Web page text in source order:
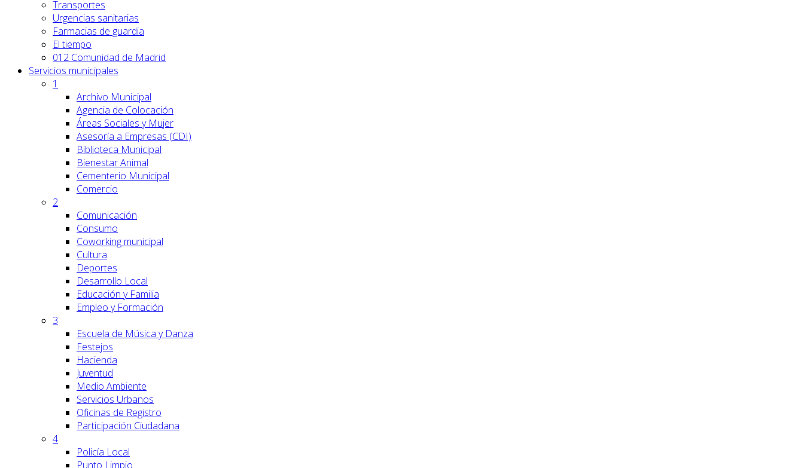
Transportes
Urgencias sanitarias
Farmacias de guardia
El tiempo
012 Comunidad de Madrid
Servicios municipales
1
Archivo Municipal
Agencia de Colocación
Áreas Sociales y Mujer
Asesoría a Empresas (CDI)
Biblioteca Municipal
Bienestar Animal
Cementerio Municipal
Comercio
2
Comunicación
Consumo
Coworking municipal
Cultura
Deportes
Desarrollo Local
Educación y Familia
Empleo y Formación
3
Escuela de Música y Danza
Festejos
Hacienda
Juventud
Medio Ambiente
Servicios Urbanos
Oficinas de Registro
Participación Ciudadana
4
Policía Local
Punto Limpio